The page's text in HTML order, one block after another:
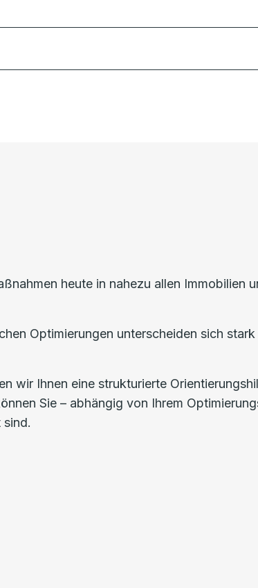
heute in nahezu allen Immobilien
Optimierungen unterscheiden sich
wir Ihnen eine strukturierte
Sie – abhängig von Ihrem